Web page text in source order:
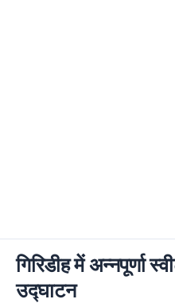
गिरिडीह में अन्नपूर्णा
उद्घाटन